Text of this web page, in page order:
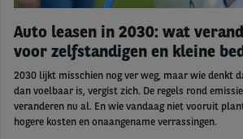
Auto leasen in 2030: wat
voor zelfstandigen en kleine
2030 lijkt misschien nog ver weg, maar wie denkt
dan voelbaar is, vergist zich. De regels rond
veranderen nu al. En wie vandaag niet vooruit
hogere kosten en onaangename verrassingen.